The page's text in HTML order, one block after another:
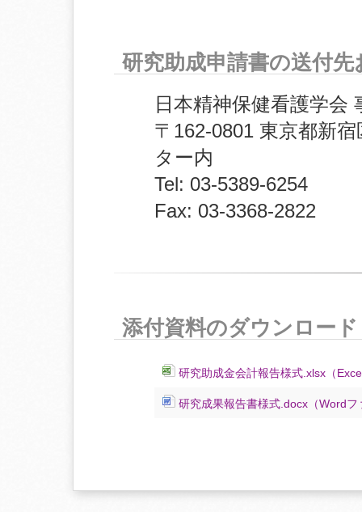
研究助成申請書の送付
日本精神保健看護学会
〒162-0801 東京都新
ター内
Tel: 03-5389-6254
Fax: 03-3368-2822
添付資料のダウンロード
研究助成金会計報告様式.xlsx（
研究成果報告書様式.docx（Word